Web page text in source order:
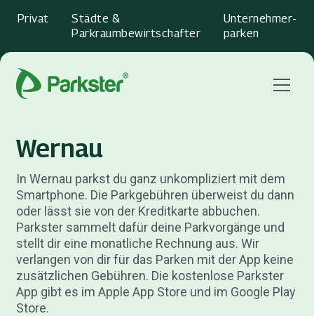
Privat
Städte &
Parkraumbewirtschafter
Unternehmer­
parken
Menu
Wernau
In Wernau parkst du ganz unkompliziert mit dem
Smartphone. Die Parkgebühren überweist du dann
oder lässt sie von der Kreditkarte abbuchen.
Parkster sammelt dafür deine Parkvorgänge und
stellt dir eine monatliche Rechnung aus. Wir
verlangen von dir für das Parken mit der App keine
zusätzlichen Gebühren. Die kostenlose Parkster
App gibt es im Apple App Store und im Google Play
Store.